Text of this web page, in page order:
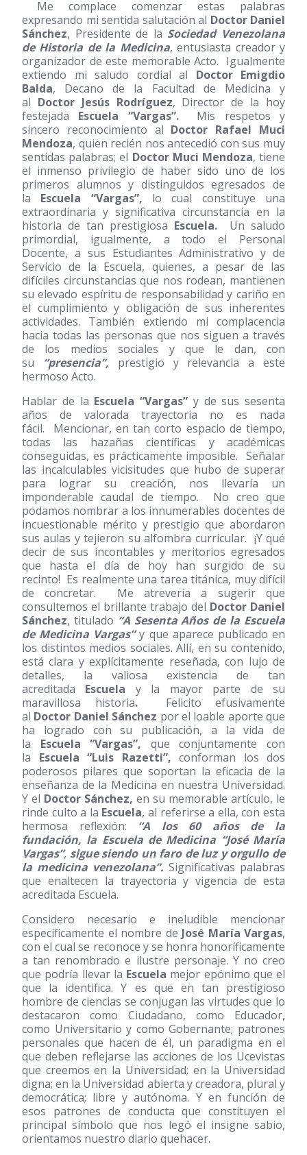
Me complace comenzar estas palabras
expresando mi sentida salutación al Doctor Daniel
Sánchez, Presidente de la Sociedad Venezolana
de Historia de la Medicina, entusiasta creador y
organizador de este memorable Acto. Igualmente
extiendo mi saludo cordial al Doctor Emigdio
Balda, Decano de la Facultad de Medicina y
al Doctor Jesús Rodríguez, Director de la hoy
festejada Escuela “Vargas”.Mis respetos y
sincero reconocimiento al Doctor Rafael Muci
Mendoza, quien recién nos antecedió con sus muy
sentidas palabras; el Doctor Muci Mendoza, tiene
el inmenso privilegio de haber sido uno de los
primeros alumnos y distinguidos egresados de
la Escuela “Vargas”, lo cual constituye una
extraordinaria y significativa circunstancia en la
historia de tan prestigiosa Escuela. Un saludo
primordial, igualmente, a todo el Personal
Docente, a sus Estudiantes Administrativo y de
Servicio de la Escuela, quienes, a pesar de las
difíciles circunstancias que nos rodean, mantienen
su elevado espíritu de responsabilidad y cariño en
el cumplimiento y obligación de sus inherentes
actividades. También extiendo mi complacencia
hacia todas las personas que nos siguen a través
de los medios sociales y que le dan, con
su “presencia”, prestigio y relevancia a este
hermoso Acto.
Hablar de la Escuela “Vargas” y de sus sesenta
años de valorada trayectoria no es nada
fácil. Mencionar, en tan corto espacio de tiempo,
todas las hazañas científicas y académicas
conseguidas, es prácticamente imposible. Señalar
las incalculables vicisitudes que hubo de superar
para lograr su creación, nos llevaría un
imponderable caudal de tiempo. No creo que
podamos nombrar a los innumerables docentes de
incuestionable mérito y prestigio que abordaron
sus aulas y tejieron su alfombra curricular. ¡Y qué
decir de sus incontables y meritorios egresados
que hasta el día de hoy han surgido de su
recinto! Es realmente una tarea titánica, muy difícil
de concretar. Me atrevería a sugerir que
consultemos el brillante trabajo del Doctor Daniel
Sánchez, titulado “A Sesenta Años de la Escuela
de Medicina Vargas”y que aparece publicado en
los distintos medios sociales. Allí, en su contenido,
está clara y explícitamente reseñada, con lujo de
detalles, la valiosa existencia de tan
acreditada Escuela y la mayor parte de su
maravillosa historia.Felicito efusivamente
al Doctor Daniel Sánchez por el loable aporte que
ha logrado con su publicación, a la vida de
la Escuela “Vargas”, que conjuntamente con
la Escuela “Luis Razetti”, conforman los dos
poderosos pilares que soportan la eficacia de la
enseñanza de la Medicina en nuestra Universidad.
Y el Doctor Sánchez, en su memorable artículo, le
rinde culto a la Escuela, al referirse a ella, con esta
hermosa reflexión: “A los 60 años de la
fundación, la Escuela de Medicina “José María
Vargas”, sigue siendo un faro de luz y orgullo de
la medicina venezolana”. Significativas palabras
que enaltecen la trayectoria y vigencia de esta
acreditada Escuela.
Considero necesario e ineludible mencionar
específicamente el nombre de José María Vargas,
con el cual se reconoce y se honra honoríficamente
a tan renombrado e ilustre personaje. Y no creo
que podría llevar la Escuela mejor epónimo que el
que la identifica. Y es que en tan prestigioso
hombre de ciencias se conjugan las virtudes que lo
destacaron como Ciudadano, como Educador,
como Universitario y como Gobernante; patrones
personales que hacen de él, un paradigma en el
que deben reflejarse las acciones de los Ucevistas
que creemos en la Universidad; en la Universidad
digna; en la Universidad abierta y creadora, plural y
democrática; libre y autónoma. Y en función de
esos patrones de conducta que constituyen el
principal símbolo que nos legó el insigne sabio,
orientamos nuestro diario quehacer.